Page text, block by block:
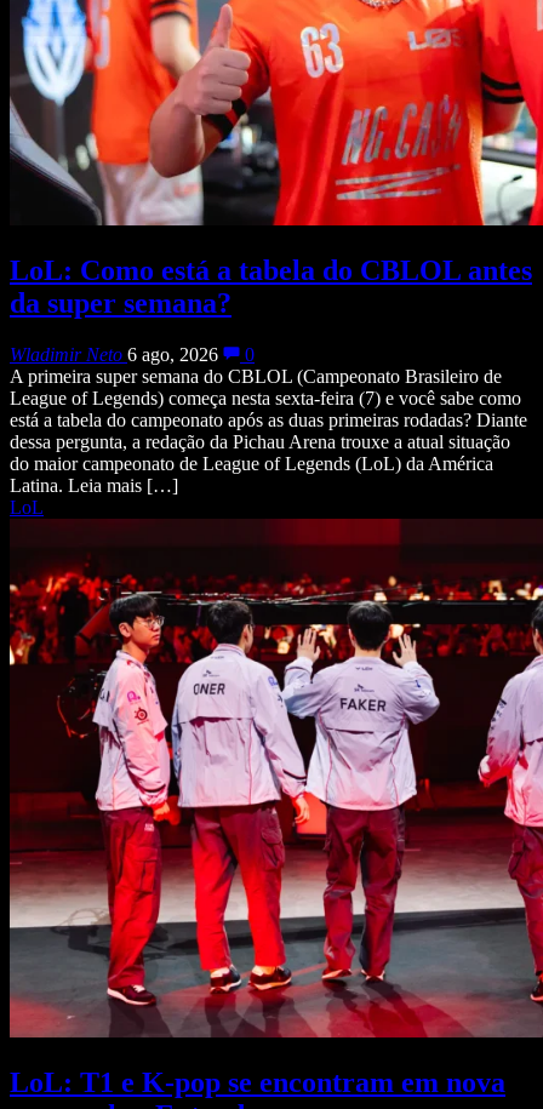
LoL: Como está a tabela do CBLOL antes
da super semana?
Wladimir Neto 6 ago, 2026
0
A primeira super semana do CBLOL (Campeonato Brasileiro de
League of Legends) começa nesta sexta-feira (7) e você sabe como
está a tabela do campeonato após as duas primeiras rodadas? Diante
dessa pergunta, a redação da Pichau Arena trouxe a atual situação
do maior campeonato de League of Legends (LoL) da América
Latina. Leia mais […]
LoL
LoL: T1 e K-pop se encontram em nova